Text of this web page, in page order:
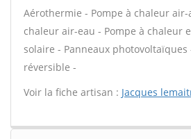
Aérothermie - Pompe à chaleur air-
chaleur air-eau - Pompe à chaleur
solaire - Panneaux
réversible -
Voir la fiche artisan : Jacques